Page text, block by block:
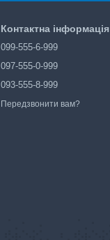
Контактна інформація
099-555-6-999
097-555-0-999
093-555-8-999
Передзвонити вам?